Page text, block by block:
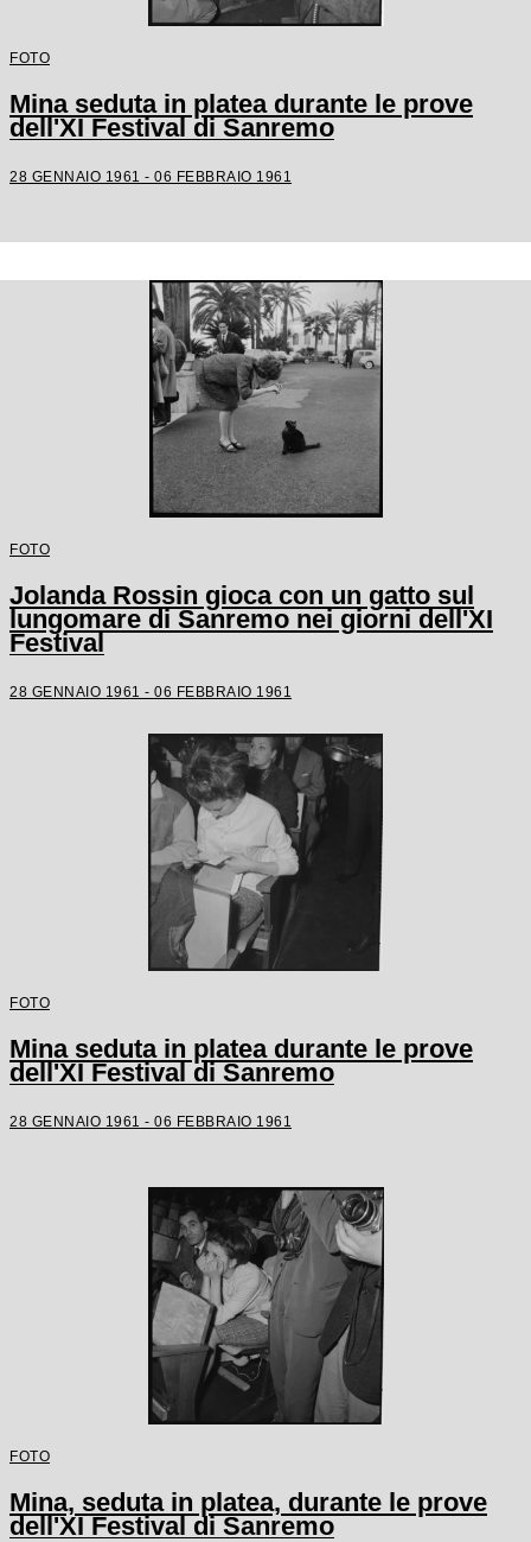
FOTO
Mina seduta in platea durante le prove
dell'XI Festival di Sanremo
28 GENNAIO 1961 - 06 FEBBRAIO 1961
FOTO
Jolanda Rossin gioca con un gatto sul
lungomare di Sanremo nei giorni dell'XI
Festival
28 GENNAIO 1961 - 06 FEBBRAIO 1961
FOTO
Mina seduta in platea durante le prove
dell'XI Festival di Sanremo
28 GENNAIO 1961 - 06 FEBBRAIO 1961
FOTO
Mina, seduta in platea, durante le prove
dell'XI Festival di Sanremo